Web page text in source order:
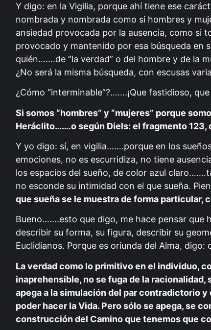
Y digo: en la Vigilia, porque ahí tiene ese
nombrada y nombrada como si hombres y
ansiedad provocada por la ausencia, como si
provocado y mantenido por esa búsqueda en
quién…….de “la verdad” o del hombre y de la
¿No será la misma búsqueda, con escusas
¿Cómo “interminable”?…….¡Que fastidioso,
Si somos “hombres” y “mujeres” porque
Heráclito…….o según Diels: el fragmento 123,
Y yo digo: sí, en vigilia…….porque en los
emociones, no es escurridiza, no tiene
los espacios del sueño, de color azul
no esconde su intimidad con el que sueña.
que sueña se le muestra de forma particular,
Bueno…….esto que digo, me hace pensar que
describir su forma, su figura, describir su
Euclidianos. Porque es oriunda del Alma,
La verdad como lo primitivo en el individuo,
inaprehensible, no se fuga de la
apega a la simulación del par contradictorio
poder hacer la Vida. Pero sólo se apega, se
construcción del Camino que tenemos que